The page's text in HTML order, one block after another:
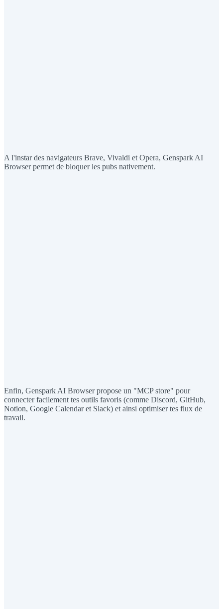
A l'instar des navigateurs Brave, Vivaldi et Opera, Genspark AI
Browser permet de bloquer les pubs nativement.
Enfin, Genspark AI Browser propose un "MCP store" pour
connecter facilement tes outils favoris (comme Discord, GitHub,
Notion, Google Calendar et Slack) et ainsi optimiser tes flux de
travail.